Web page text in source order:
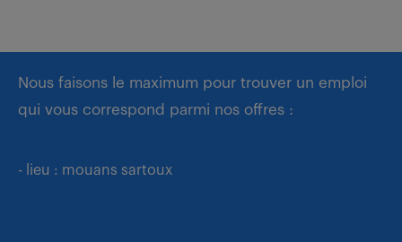
Nous faisons le maximum pour trouver un emploi
qui vous correspond parmi nos offres :
- lieu : mouans sartoux